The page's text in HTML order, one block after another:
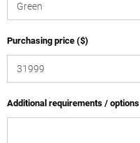
Purchasing price ($)
Additional requirements / options